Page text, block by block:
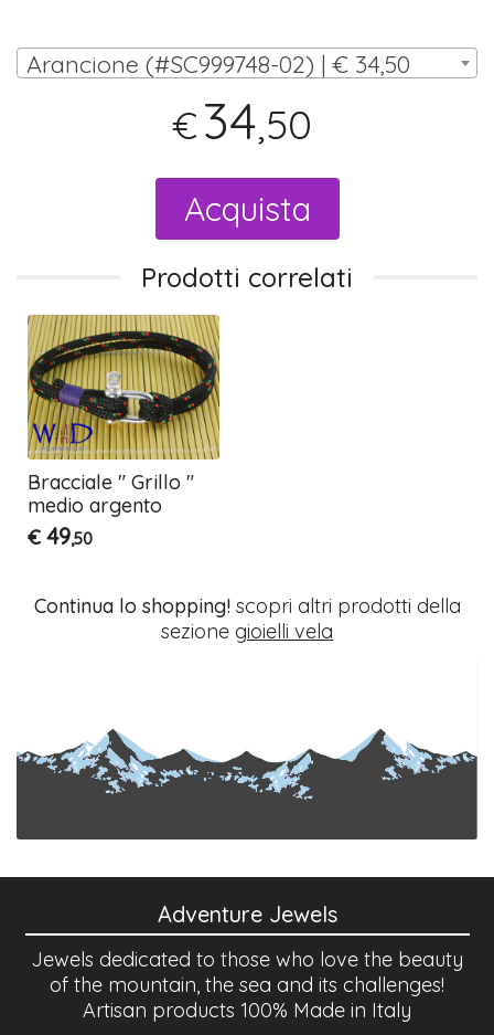
Arancione (#SC999748-02) | € 34,50
€34,50
Acquista
Prodotti correlati
Bracciale " Grillo "
medio argento
€ 49,50
Continua lo shopping!scopri altri prodotti della
sezione gioielli vela
Adventure Jewels
Jewels dedicated to those who love the beauty
of the mountain, the sea and its challenges!
Artisan products 100% Made in Italy